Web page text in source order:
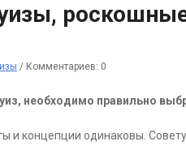
/ Комментариев: 0
необходимо правильно
и концепции одинаковы.